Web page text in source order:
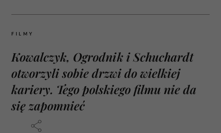
FILMY
Kowalczyk, Ogrodnik i Schuchardt
otworzyli sobie drzwi do wielkiej
kariery. Tego polskiego filmu nie da
się zapomnieć